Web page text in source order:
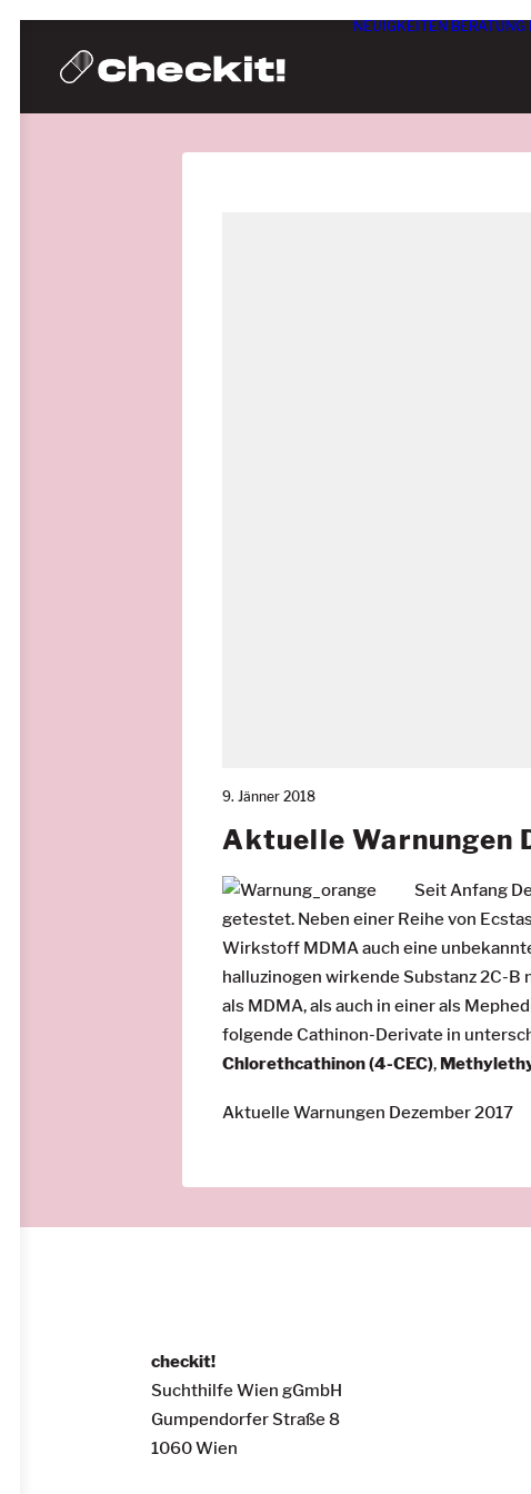
NEUIGKEITEN BERATUNG
9. Jänner 2018
Aktuelle Warnungen
Seit Anfang
getestet. Neben einer Reihe von
Wirkstoff MDMA auch eine
halluzinogen wirkende Substanz 2C-
als MDMA, als auch in einer als
folgende Cathinon-Derivate in
Chlorethcathinon (4-CEC),
Aktuelle Warnungen Dezember 2017
checkit!
Suchthilfe Wien gGmbH
Gumpendorfer Straße 8
1060 Wien